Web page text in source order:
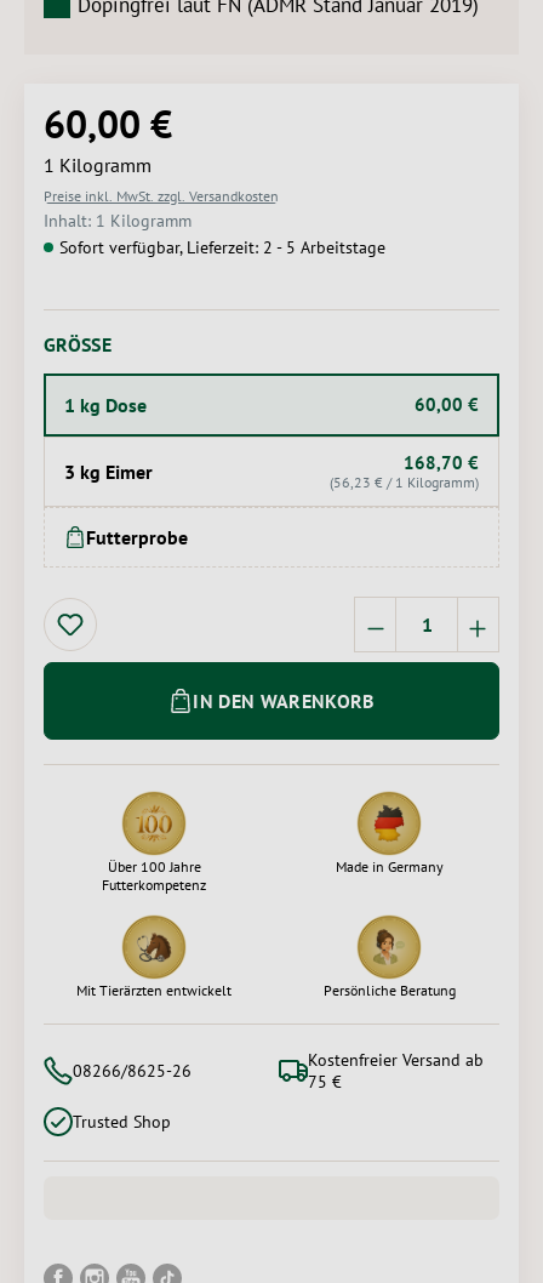
Regulärer Preis:
60,00 €
1 Kilogramm
Preise inkl. MwSt. zzgl. Versandkosten
Inhalt: 1 Kilogramm
Sofort verfügbar, Lieferzeit: 2 - 5 Arbeitstage
GRÖSSE AUSWÄHLEN
1 kg Dose 60,00 €
3 kg Eimer 168,70 €
(56,23 € / 1 Kilogramm)
Futterprobe
Produkt
IN DEN WARENKORB
Über 100 Jahre
Futterkompetenz
Made in Germany
Mit Tierärzten entwickelt Persönliche Beratung
08266/8625-26
Kostenfreier Versand ab
75 €
Trusted Shop